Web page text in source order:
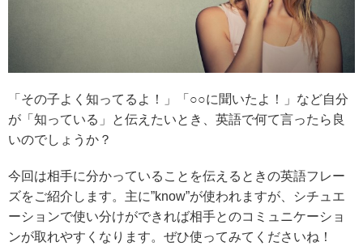
「その子よく知ってるよ！」「○○に聞いたよ！」など自分
が「知っている」と伝えたいとき、英語で何て言ったら良
いのでしょうか？
今回は相手に分かっていることを伝えるときの英語フレー
ズをご紹介します。主に”know”が使われますが、シチュエ
ーションで使い分けができれば相手とのコミュニケーショ
ンが取れやすくなります。ぜひ使ってみてくださいね！